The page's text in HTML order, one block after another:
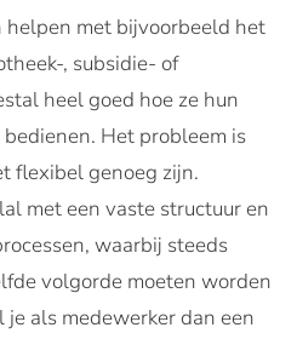
met bijvoorbeeld het
, subsidie- of
heel goed hoe ze hun
Het probleem is
flexibel genoeg zijn.
met een vaste structuur en
waarbij steeds
volgorde moeten worden
als medewerker dan een